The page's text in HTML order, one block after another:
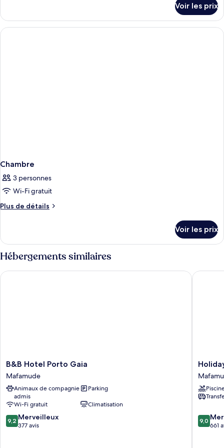
le
type
de
Voir les prix
Chambre
3 personnes
Wi-Fi gratuit
Plus de détails
Plus
le
type
de
Chambre
Voir les prix
Hébergements similaires
B&B
Hotel
Porto
Gaia
Mafamude
B&B Hotel Porto Gaia
Mafamude
Animaux de compagnie
admis
Parking
Wi-Fi gratuit
Climatisation
9.2
sur
9,2 Merveilleux
377 avis
B&B Hotel Porto Gaia
Holiday
Inn
Porto
Gaia
by
9.0
sur
9,0
661
Holiday